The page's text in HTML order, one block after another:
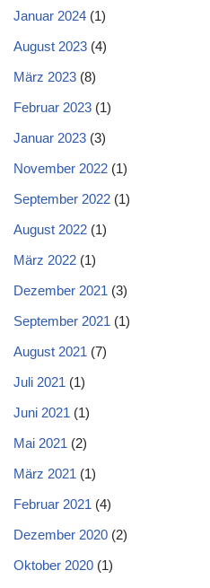
Januar 2024 (1)
August 2023 (4)
März 2023 (8)
Februar 2023 (1)
Januar 2023 (3)
November 2022 (1)
September 2022 (1)
August 2022 (1)
März 2022 (1)
Dezember 2021 (3)
September 2021 (1)
August 2021 (7)
Juli 2021 (1)
Juni 2021 (1)
Mai 2021 (2)
März 2021 (1)
Februar 2021 (4)
Dezember 2020 (2)
Oktober 2020 (1)